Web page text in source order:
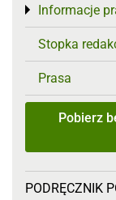
Informacje
Toggle menu
Stopka
Prasa
Pobierz
PODRĘCZNIK